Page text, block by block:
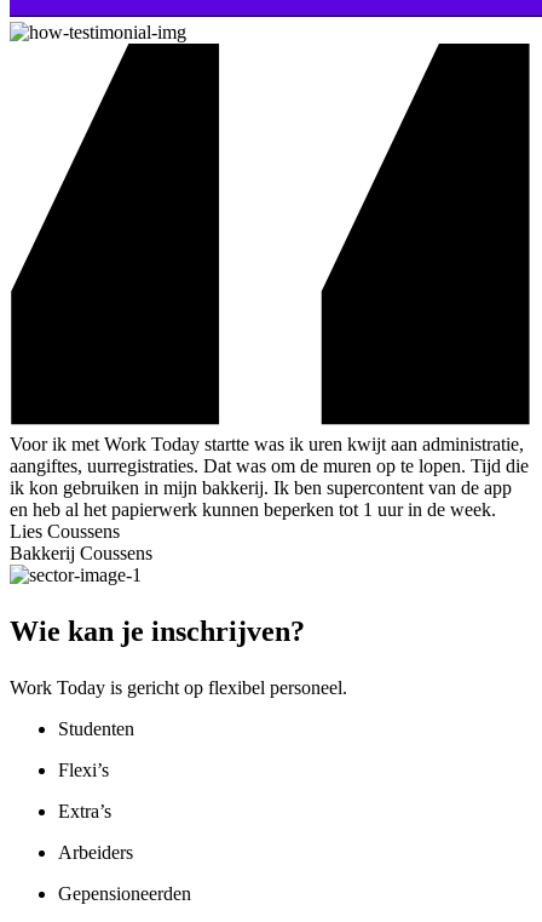
Voor ik met Work Today startte was ik uren kwijt aan administratie,
aangiftes, uurregistraties. Dat was om de muren op te lopen. Tijd die
ik kon gebruiken in mijn bakkerij. Ik ben supercontent van de app
en heb al het papierwerk kunnen beperken tot 1 uur in de week.
Lies Coussens
Bakkerij Coussens
Wie kan je inschrijven?
Work Today is gericht op flexibel personeel.
Studenten
Flexi’s
Extra’s
Arbeiders
Gepensioneerden